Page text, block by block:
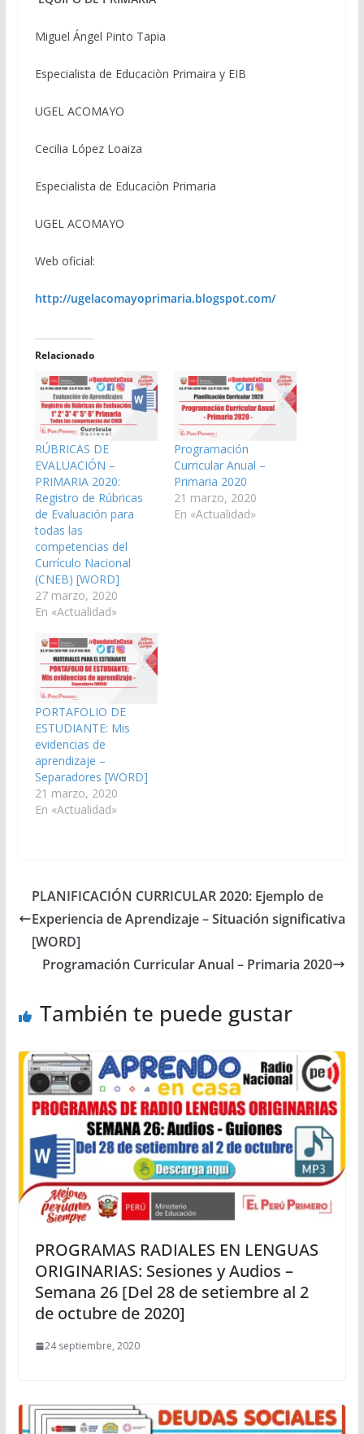
Miguel Ángel Pinto Tapia
Especialista de Educaciòn Primaira y EIB
UGEL ACOMAYO
Cecilia López Loaiza
Especialista de Educaciòn Primaria
UGEL ACOMAYO
Web oficial:
http://ugelacomayoprimaria.blogspot.com/
Relacionado
RÚBRICAS DE
EVALUACIÓN –
PRIMARIA 2020:
Registro de Rúbricas
de Evaluación para
todas las
competencias del
Currículo Nacional
(CNEB) [WORD]
27 marzo, 2020
En «Actualidad»
Programación
Curricular Anual –
Primaria 2020
21 marzo, 2020
En «Actualidad»
PORTAFOLIO DE
ESTUDIANTE: Mis
evidencias de
aprendizaje –
Separadores [WORD]
21 marzo, 2020
En «Actualidad»
PLANIFICACIÓN CURRICULAR 2020: Ejemplo de
Experiencia de Aprendizaje – Situación significativa
[WORD]
Programación Curricular Anual – Primaria 2020
También te puede gustar
PROGRAMAS RADIALES EN LENGUAS
ORIGINARIAS: Sesiones y Audios –
Semana 26 [Del 28 de setiembre al 2
de octubre de 2020]
24 septiembre, 2020